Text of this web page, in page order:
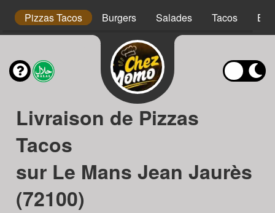
Pizzas Tacos Burgers Salades Tacos
Livraison de Pizzas
Tacos
sur Le Mans Jean Jaurès
(72100)